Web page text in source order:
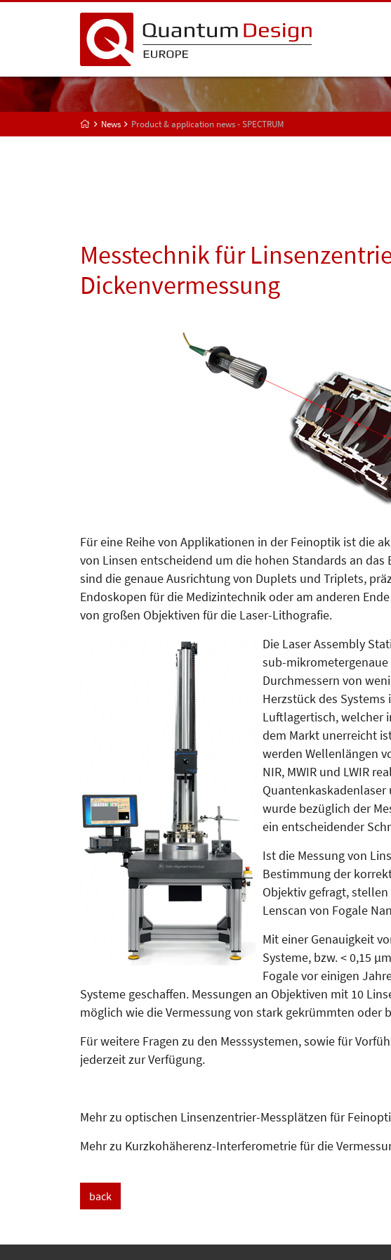
News Product & application news - SPECTRUM
Messtechnik für
Dickenvermessung
Für eine Reihe von Applikationen in der Feinoptik ist die
von Linsen entscheidend um die hohen Standards an
sind die genaue Ausrich­tung von Duplets und Triplets,
Endoskopen für die Medizintechnik oder am anderen
von großen Objektiven für die Laser-Lithografie.
Die Laser Assembly
sub-
Durchmessern von
Herzstück des
Luftlagertisch, welcher
dem Markt unerreicht
werden Wellenlängen
NIR, MWIR und LWIR
wurde bezüglich der
ein entscheidender
Ist die Messung von
Bestimmung der
Objektiv gefragt,
Lenscan von Fogale
Mit einer Genauigkeit
Systeme, bzw. < 0,15
Fogale vor einigen
Systeme geschaffen. Messungen an Objektiven mit 10
möglich wie die Vermessung von stark gekrümmten oder
Für weitere Fragen zu den Mess­sys­temen, sowie für
jederzeit zur Verfügung.
Mehr zu optischen Linsenzentrier-Messplätzen für
Mehr zu Kurzkohäherenz-Interferometrie für die
back